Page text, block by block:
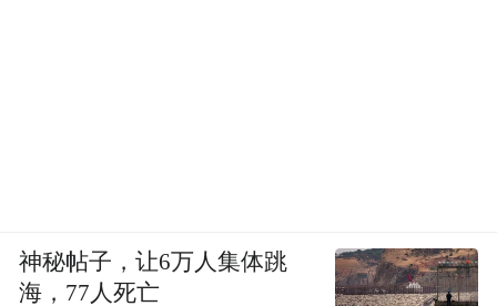
神秘帖子，让6万人集体跳
海，77人死亡